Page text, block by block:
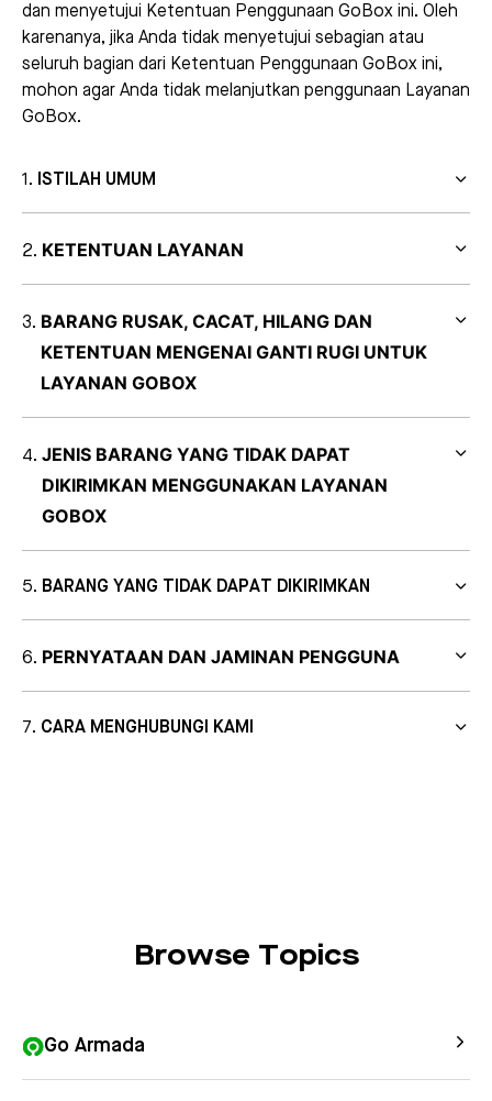
dan menyetujui Ketentuan Penggunaan GoBox ini. Oleh
karenanya, jika Anda tidak menyetujui sebagian atau
seluruh bagian dari Ketentuan Penggunaan GoBox ini,
mohon agar Anda tidak melanjutkan penggunaan Layanan
GoBox.
ISTILAH UMUM
KETENTUAN LAYANAN
BARANG RUSAK, CACAT, HILANG DAN
KETENTUAN MENGENAI GANTI RUGI UNTUK
LAYANAN GOBOX
JENIS BARANG YANG TIDAK DAPAT
DIKIRIMKAN MENGGUNAKAN LAYANAN
GOBOX
BARANG YANG TIDAK DAPAT DIKIRIMKAN
PERNYATAAN DAN JAMINAN PENGGUNA
CARA MENGHUBUNGI KAMI
Browse Topics
Go Armada